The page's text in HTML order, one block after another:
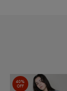
40%
OFF